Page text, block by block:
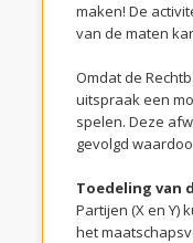
maken! De
van de maten
Omdat de
uitspraak een
spelen. Deze
gevolgd
Toedeling van
Partijen (X en Y)
het